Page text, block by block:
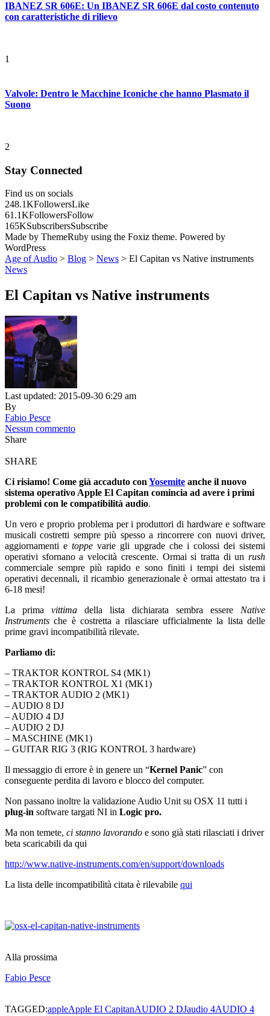
IBANEZ SR 606E: Un IBANEZ SR 606E dal costo contenuto
con caratteristiche di rilievo
1
Valvole: Dentro le Macchine Iconiche che hanno Plasmato il
Suono
2
Stay Connected
Find us on socials
248.1KFollowersLike
61.1KFollowersFollow
165KSubscribersSubscribe
Made by ThemeRuby using the Foxiz theme. Powered by
WordPress
Age of Audio > Blog > News > El Capitan vs Native instruments
News
El Capitan vs Native instruments
Last updated: 2015-09-30 6:29 am
By
Fabio Pesce
Nessun commento
Share
SHARE
Ci risiamo! Come già accaduto con Yosemite anche il nuovo
sistema operativo Apple El Capitan comincia ad avere i primi
problemi con le compatibilità audio.
Un vero e proprio problema per i produttori di hardware e software
musicali costretti sempre più spesso a rincorrere con nuovi driver,
aggiornamenti etoppe varie gli upgrade che i colossi dei sistemi
operativi sfornano a velocità crescente. Ormai si tratta di un rush
commerciale sempre più rapido e sono finiti i tempi dei sistemi
operativi decennali, il ricambio generazionale è ormai attestato tra i
6-18 mesi!
La prima vittima della lista dichiarata sembra essere Native
Instruments che è costretta a rilasciare ufficialmente la lista delle
prime gravi incompatibilità rilevate.
Parliamo di:
– TRAKTOR KONTROL S4 (MK1)
– TRAKTOR KONTROL X1 (MK1)
– TRAKTOR AUDIO 2 (MK1)
– AUDIO 8 DJ
– AUDIO 4 DJ
– AUDIO 2 DJ
– MASCHINE (MK1)
– GUITAR RIG 3 (RIG KONTROL 3 hardware)
Il messaggio di errore è in genere un “Kernel Panic” con
conseguente perdita di lavoro e blocco del computer.
Non passano inoltre la validazione Audio Unit su OSX 11 tutti i
plug-in software targati NI in Logic pro.
Ma non temete, ci stanno lavorando e sono già stati rilasciati i driver
beta scaricabili da qui
http://www.native-instruments.com/en/support/downloads
La lista delle incompatibilità citata è rilevabile qui
Alla prossima
Fabio Pesce
TAGGED:appleApple El CapitanAUDIO 2 DJaudio 4AUDIO 4